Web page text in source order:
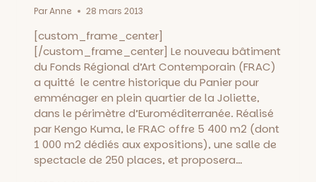
ParAnne 28 mars 2013
[custom_frame_center]
[/custom_frame_center] Le nouveau bâtiment
du Fonds Régional d’Art Contemporain (FRAC)
a quitté le centre historique du Panier pour
emménager en plein quartier de la Joliette,
dans le périmètre d’Euroméditerranée. Réalisé
par Kengo Kuma, le FRAC offre 5 400 m2 (dont
1 000 m2 dédiés aux expositions), une salle de
spectacle de 250 places, et proposera…